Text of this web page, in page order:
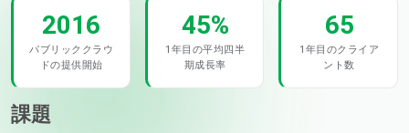
2016
パブリッククラウ
ドの提供開始
45%
1年目の平均四半
期成長率
65
1年目のクライア
ント数
課題